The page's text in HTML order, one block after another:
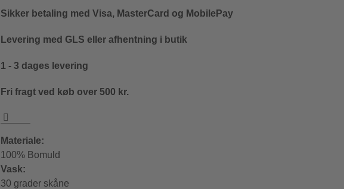
Sikker betaling med Visa, MasterCard og MobilePay
Levering med GLS eller afhentning i butik
1 - 3 dages levering
Fri fragt ved køb over 500 kr.
Materiale:
100% Bomuld
Vask:
30 grader skåne